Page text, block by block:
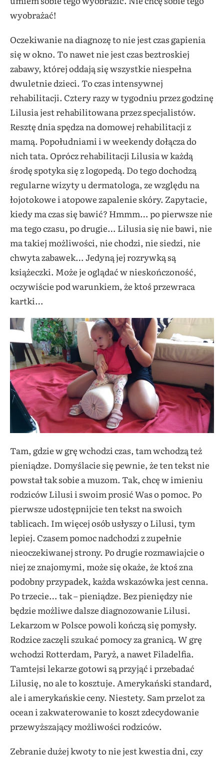
wyobrażać!
Oczekiwanie na diagnozę to nie jest czas gapienia
się w okno. To nawet nie jest czas beztroskiej
zabawy, której oddają się wszystkie niespełna
dwuletnie dzieci. To czas intensywnej
rehabilitacji. Cztery razy w tygodniu przez godzinę
Lilusia jest rehabilitowana przez specjalistów.
Resztę dnia spędza na domowej rehabilitacji z
mamą. Popołudniami i w weekendy dołącza do
nich tata. Oprócz rehabilitacji Lilusia w każdą
środę spotyka się z logopedą. Do tego dochodzą
regularne wizyty u dermatologa, ze względu na
łojotokowe i atopowe zapalenie skóry. Zapytacie,
kiedy ma czas się bawić? Hmmm… po pierwsze nie
ma tego czasu, po drugie… Lilusia się nie bawi, nie
ma takiej możliwości, nie chodzi, nie siedzi, nie
chwyta zabawek… Jedyną jej rozrywką są
książeczki. Może je oglądać w nieskończoność,
oczywiście pod warunkiem, że ktoś przewraca
kartki…
Tam, gdzie w grę wchodzi czas, tam wchodzą też
pieniądze. Domyślacie się pewnie, że ten tekst nie
powstał tak sobie a muzom. Tak, chcę w imieniu
rodziców Lilusi i swoim prosić Was o pomoc. Po
pierwsze udostępnijcie ten tekst na swoich
tablicach. Im więcej osób usłyszy o Lilusi, tym
lepiej. Czasem pomoc nadchodzi z zupełnie
nieoczekiwanej strony. Po drugie rozmawiajcie o
niej ze znajomymi, może się okaże, że ktoś zna
podobny przypadek, każda wskazówka jest cenna.
Po trzecie… tak – pieniądze. Bez pieniędzy nie
będzie możliwe dalsze diagnozowanie Lilusi.
Lekarzom w Polsce powoli kończą się pomysły.
Rodzice zaczęli szukać pomocy za granicą. W grę
wchodzi Rotterdam, Paryż, a nawet Filadelfia.
Tamtejsi lekarze gotowi są przyjąć i przebadać
Lilusię, no ale to kosztuje. Amerykański standard,
ale i amerykańskie ceny. Niestety. Sam przelot za
ocean i zakwaterowanie to koszt zdecydowanie
przewyższający możliwości rodziców.
Zebranie dużej kwoty to nie jest kwestia dni, czy